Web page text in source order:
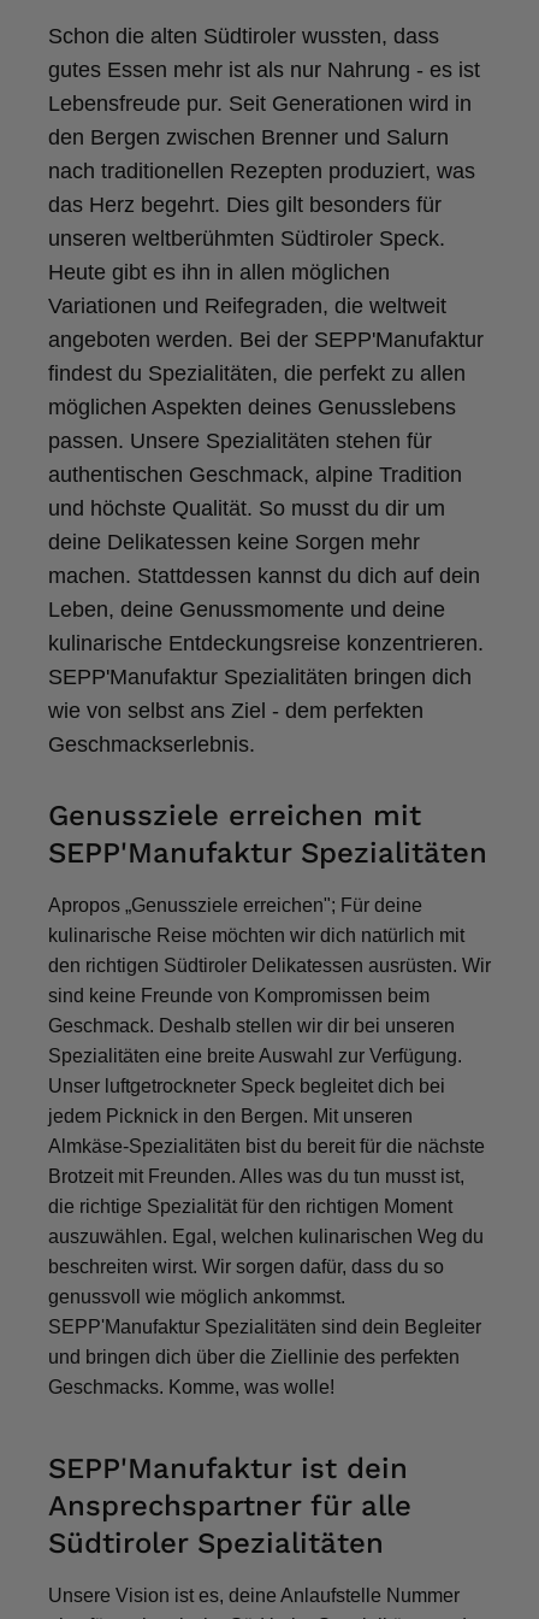
Schon die alten Südtiroler wussten, dass
gutes Essen mehr ist als nur Nahrung - es ist
Lebensfreude pur. Seit Generationen wird in
den Bergen zwischen Brenner und Salurn
nach traditionellen Rezepten produziert, was
das Herz begehrt. Dies gilt besonders für
unseren weltberühmten Südtiroler Speck.
Heute gibt es ihn in allen möglichen
Variationen und Reifegraden, die weltweit
angeboten werden. Bei der SEPP'Manufaktur
findest du Spezialitäten, die perfekt zu allen
möglichen Aspekten deines Genusslebens
passen. Unsere Spezialitäten stehen für
authentischen Geschmack, alpine Tradition
und höchste Qualität. So musst du dir um
deine Delikatessen keine Sorgen mehr
machen. Stattdessen kannst du dich auf dein
Leben, deine Genussmomente und deine
kulinarische Entdeckungsreise konzentrieren.
SEPP'Manufaktur Spezialitäten bringen dich
wie von selbst ans Ziel - dem perfekten
Geschmackserlebnis.
Genussziele erreichen mit
SEPP'Manufaktur Spezialitäten
Apropos „Genussziele erreichen"; Für deine
kulinarische Reise möchten wir dich natürlich mit
den richtigen Südtiroler Delikatessen ausrüsten. Wir
sind keine Freunde von Kompromissen beim
Geschmack. Deshalb stellen wir dir bei unseren
Spezialitäten eine breite Auswahl zur Verfügung.
Unser luftgetrockneter Speck begleitet dich bei
jedem Picknick in den Bergen. Mit unseren
Almkäse-Spezialitäten bist du bereit für die nächste
Brotzeit mit Freunden. Alles was du tun musst ist,
die richtige Spezialität für den richtigen Moment
auszuwählen. Egal, welchen kulinarischen Weg du
beschreiten wirst. Wir sorgen dafür, dass du so
genussvoll wie möglich ankommst.
SEPP'Manufaktur Spezialitäten sind dein Begleiter
und bringen dich über die Ziellinie des perfekten
Geschmacks. Komme, was wolle!
SEPP'Manufaktur ist dein
Ansprechspartner für alle
Südtiroler Spezialitäten
Unsere Vision ist es, deine Anlaufstelle Nummer
7.8.2026
Christa
Der Schinken schmeckt sehr gut durch die
Bergkräuter. Ich würde mir wünschen
einzelne Teile zu bestellen. Meistens sind es
Pakete. Bin Rentnerin und brauche nicht so
Ulrich
Verifizierter Kunde
Tolles Angebot, Qualität und Geschmack -
Note 1
7.8.2026
Verifizierter Kunde
Man gibt sich sehr viel Mühe mit meine
7.8.2026
Anonym
Roland
Hallo Ich konnte erst heute mein Paket
abholen , bin sehr überrascht kann Euch nur
weiter empfehlen Lg Roland Rihaczek
Verifizierter Kunde
Die Abläufe sind super einfach. Die Ware hat
eine sensationelle Qualität und die Lieferung
Alle Bewertungen Lesen